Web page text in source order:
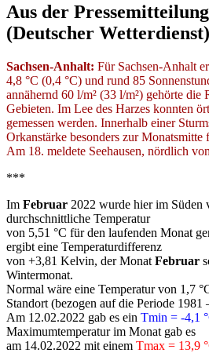
Aus der
(Deutscher Wetterdienst)
Sachsen-Anhalt: Für Sachsen-Anhalt
4,8 °C (0,4 °C) und rund 85
annähernd 60 l/m² (33 l/m²) gehörte die
Gebieten. Im Lee des Harzes konnten
gemessen werden. Innerhalb einer
Orkanstärke besonders zur
Am 18. meldete Seehausen, nördlich
***
Im Februar 2022 wurde hier im Süden
durchschnittliche Temperatur
von 5,51 °C für den laufenden Monat
ergibt eine Temperaturdifferenz
von +3,81 Kelvin, der Monat Februar
Wintermonat.
Normal wäre eine Temperatur von 1,7
Standort (bezogen auf die Periode 1981
Am 12.02.2022 gab es ein Tmin = -4,1
Maximumtemperatur im Monat gab es
am 14.02.2022 mit einem Tmax = 13,9